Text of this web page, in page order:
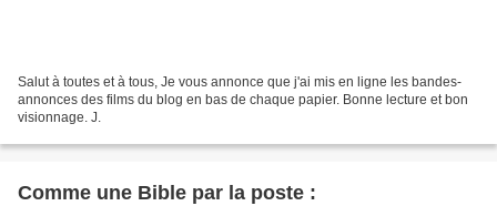
Salut à toutes et à tous, Je vous annonce que j'ai mis en ligne les bandes-
annonces des films du blog en bas de chaque papier. Bonne lecture et bon
visionnage. J.
Comme une Bible par la poste :